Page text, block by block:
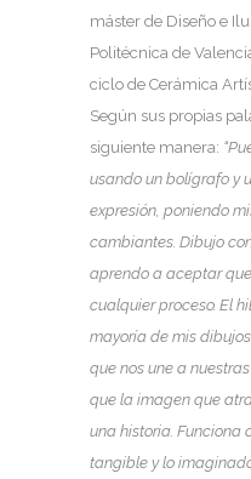
máster de Diseño e
Politécnica de
ciclo de Cerámica
Según sus propias
siguiente manera:
usando un bolígrafo y
expresión, poniendo
cambiantes. Dibujo
aprendo a aceptar
cualquier proceso. El
mayoría de mis
que nos une a
que la imagen que
una historia. Funciona
tangible y lo